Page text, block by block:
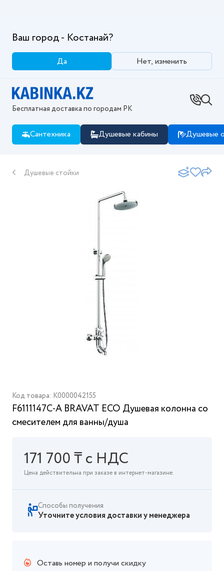
Ваш город - Костанай?
Да Нет, изменить
Бесплатная доставка по городам РК
Сантехника Душевые кабины Душевые
Душевые стойки
Код товара: K0000042155
F6111147С-A BRAVAT ECO Душевая колонна со
смесителем для ванны/душа
171 700 ₸ с НДС
Цена действительна при заказе в интернет-магазине.
Способы получения
Уточните условия доставки у менеджера
Оставь номер и получи скидку